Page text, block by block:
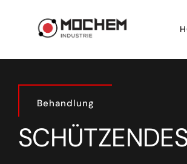
Behandlung